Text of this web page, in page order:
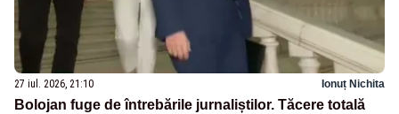
27 iul. 2026, 21:10 Ionuț Nichita
Bolojan fuge de întrebările jurnaliștilor. Tăcere totală